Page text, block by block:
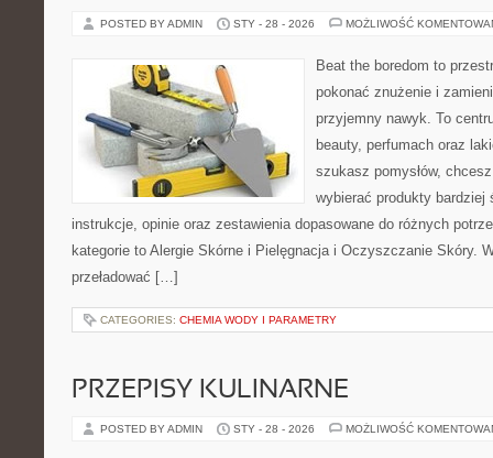
POSTED BY ADMIN STY - 28 - 2026 MOŻLIWOŚĆ
Beat the boredom to
pokonać znużenie i
przyjemny nawyk. To
beauty, perfumach oraz
szukasz pomysłów,
wybierać produkty bardziej
instrukcje, opinie oraz zestawienia dopasowane do różnych
kategorie to Alergie Skórne i Pielęgnacja i Oczyszczanie Skóry.
przeładować […]
CATEGORIES: CHEMIA WODY I PARAMETRY
PRZEPISY KULINARNE
POSTED BY ADMIN STY - 28 - 2026 MOŻLIWOŚĆ